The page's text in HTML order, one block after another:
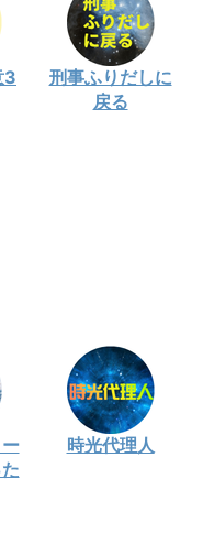
3
刑事ふりだしに
戻る
時光代理人